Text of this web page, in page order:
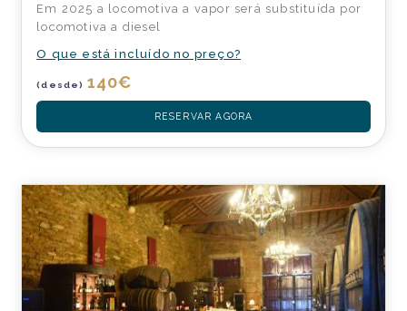
Em 2025 a locomotiva a vapor será substituída por
locomotiva a diesel
O que está incluído no preço?
(desde) 140€
RESERVAR AGORA